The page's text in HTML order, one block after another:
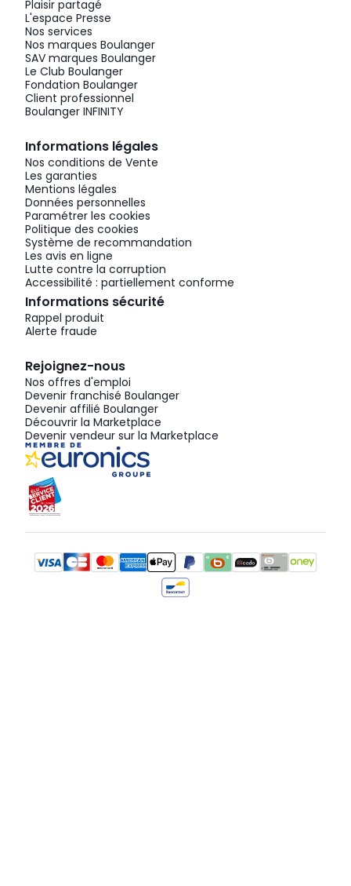
Plaisir partagé
L'espace Presse
Nos services
Nos marques Boulanger
SAV marques Boulanger
Le Club Boulanger
Fondation Boulanger
Client professionnel
Boulanger INFINITY
Informations légales
Nos conditions de Vente
Les garanties
Mentions légales
Données personnelles
Paramétrer les cookies
Politique des cookies
Système de recommandation
Les avis en ligne
Lutte contre la corruption
Accessibilité : partiellement conforme
Informations sécurité
Rappel produit
Alerte fraude
Rejoignez-nous
Nos offres d'emploi
Devenir franchisé Boulanger
Devenir affilié Boulanger
Découvrir la Marketplace
Devenir vendeur sur la Marketplace